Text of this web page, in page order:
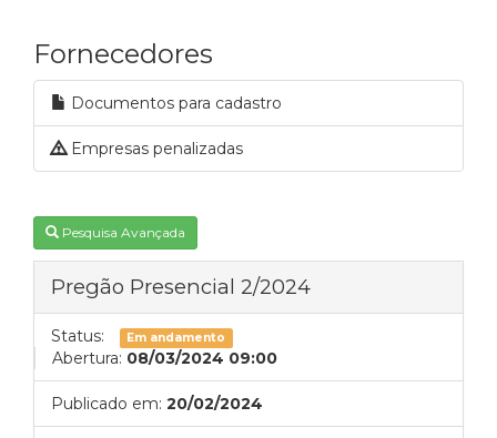
Fornecedores
Documentos para cadastro
Empresas penalizadas
Pesquisa Avançada
Pregão Presencial 2/2024
Status: Em andamento
Abertura: 08/03/2024 09:00
Publicado em: 20/02/2024